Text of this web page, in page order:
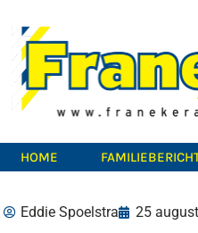
HOME
Eddie Spoelstra 25